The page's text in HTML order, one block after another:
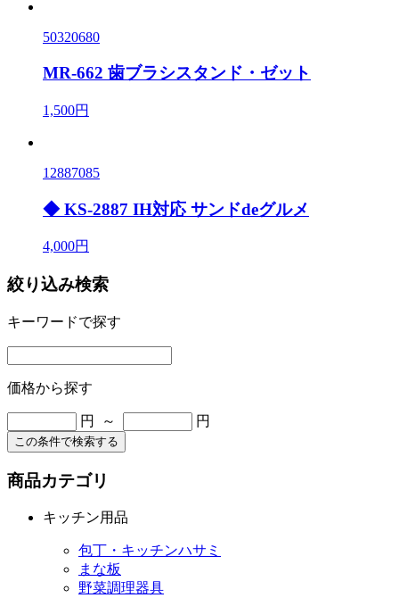
50320680
MR-662 歯ブラシスタンド・ゼット
1,500円
12887085
◆ KS-2887 IH対応 サンドdeグルメ
4,000円
絞り込み検索
キーワードで探す
価格から探す
円 ～ 円
この条件で検索する
商品カテゴリ
キッチン用品
包丁・キッチンハサミ
まな板
野菜調理器具